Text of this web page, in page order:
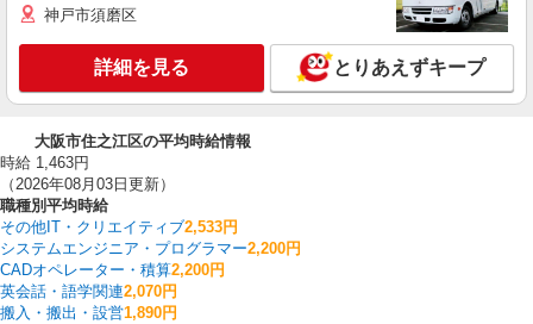
神戸市須磨区
詳細を見る とりあえずキープ
大阪市住之江区の平均時給情報
時給 1,463円
（2026年08月03日更新）
職種別平均時給
その他IT・クリエイティブ2,533円
システムエンジニア・プログラマー2,200円
CADオペレーター・積算2,200円
英会話・語学関連2,070円
搬入・搬出・設営1,890円